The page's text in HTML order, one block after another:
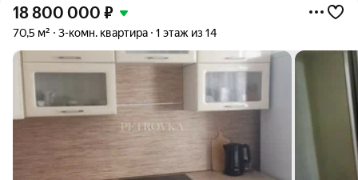
18 800 000 ₽
70,5 м² 3-комн. квартира 1 этаж из 14